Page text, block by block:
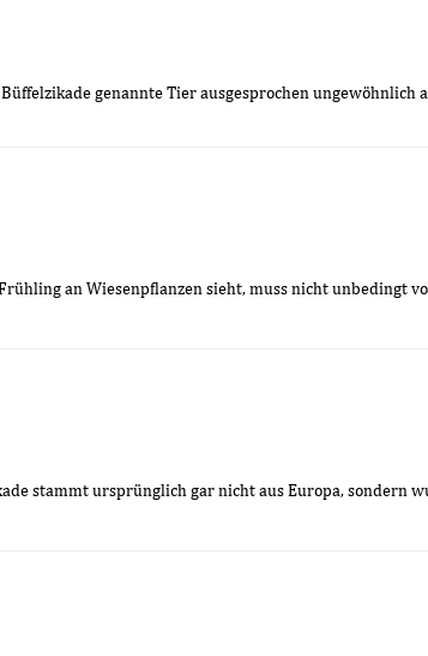
genannte Tier ausgesprochen ungewöhnlich
an Wiesenpflanzen sieht, muss nicht unbedingt
stammt ursprünglich gar nicht aus Europa, sondern